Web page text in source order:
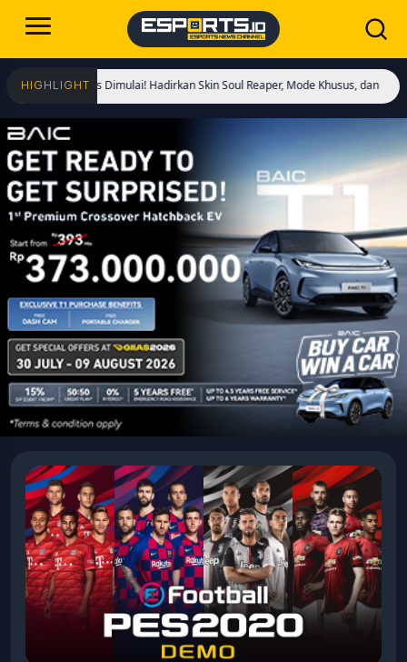
HIGHLIGHT
of Kings Dimulai! Hadirkan Skin Soul Reaper, Mode Khusus, dan Event